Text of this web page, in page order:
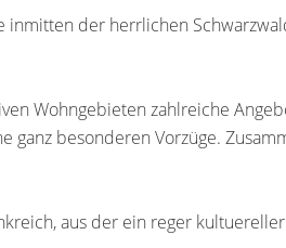
der herrlichen
Wohngebieten zahlreiche
ganz besonderen Vorzüge.
aus der ein reger